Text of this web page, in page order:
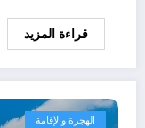
قراءة المزيد
الهجرة والإقامة